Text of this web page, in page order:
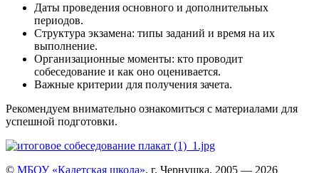
Даты проведения основного и дополнительных
периодов.
Структура экзамена: типы заданий и время на их
выполнение.
Организационные моменты: кто проводит
собеседование и как оно оценивается.
Важные критерии для получения зачета.
Рекомендуем внимательно ознакомиться с материалами для
успешной подготовки.
© МБОУ «Кадетская школа», г. Чернушка, 2005 — 2026